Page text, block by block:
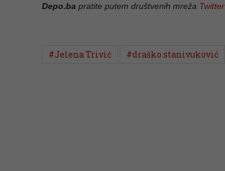
Depo.ba pratite putem društvenih mreža Twitter
#Jelena Trivić #draško stanivuković